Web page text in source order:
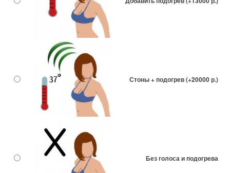
Стоны + подогрев (+20000 р.)
Без голоса и подогрева